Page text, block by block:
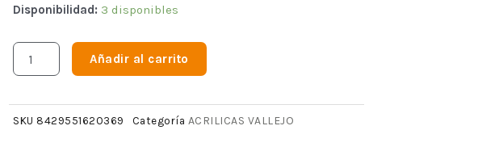
Disponibilidad: 3 disponibles
Añadir al carrito
SKU 8429551620369 Categoría ACRILICAS VALLEJO